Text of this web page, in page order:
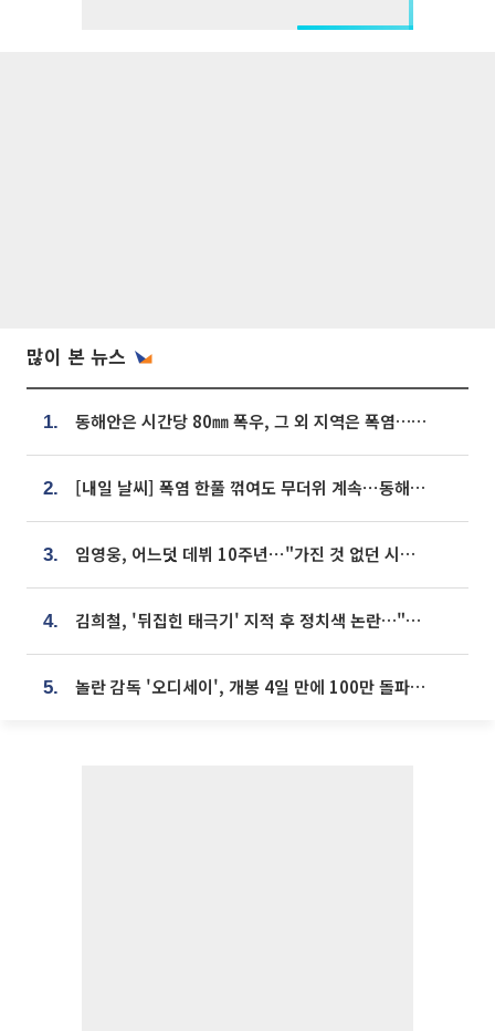
많이 본 뉴스
1. 동해안은 시간당 80㎜ 폭우, 그 외 지역은 폭염…‘극과 극 날씨’
2. [내일 날씨] 폭염 한풀 꺾여도 무더위 계속⋯동해안 이틀 연속 비
3. 임영웅, 어느덧 데뷔 10주년⋯"가진 것 없던 시절, 내 앞엔 20명의 팬뿐"
4. 김희철, '뒤집힌 태극기' 지적 후 정치색 논란…"좌우 떠나 우리나라 국기"
5. 놀란 감독 '오디세이', 개봉 4일 만에 100만 돌파⋯'왕사남' 보다 빠르다